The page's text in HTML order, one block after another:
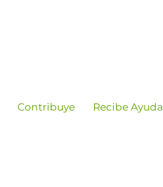
Contribuye Recibe Ayuda